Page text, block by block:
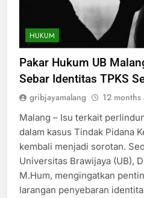
HUKUM
Pakar Hukum UB
Sebar Identitas TPKS
gribjayamalang 12 months
Malang – Isu terkait
dalam kasus Tindak Pidana
kembali menjadi sorotan.
Universitas Brawijaya (UB),
M.Hum, mengingatkan
larangan penyebaran